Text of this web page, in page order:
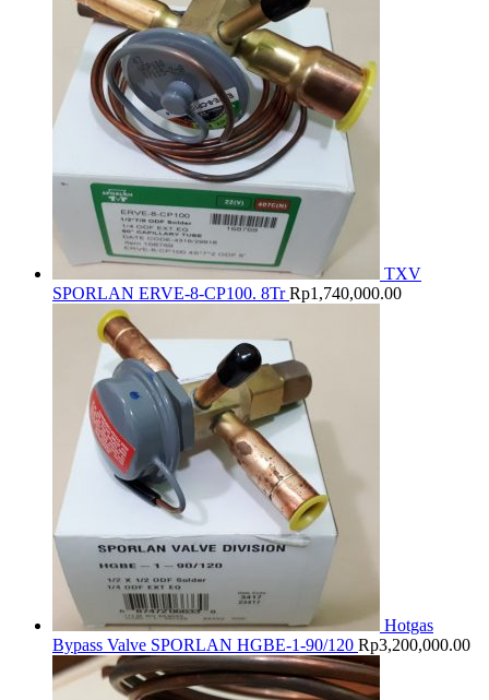
TXV
SPORLAN ERVE-8-CP100. 8Tr Rp1,740,000.00
Hotgas
Bypass Valve SPORLAN HGBE-1-90/120 Rp3,200,000.00